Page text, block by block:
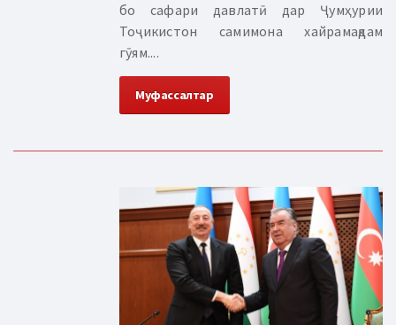
бо сафари давлатӣ дар Ҷумҳурии
Тоҷикистон самимона хайрамақдам
гӯям....
Муфассалтар